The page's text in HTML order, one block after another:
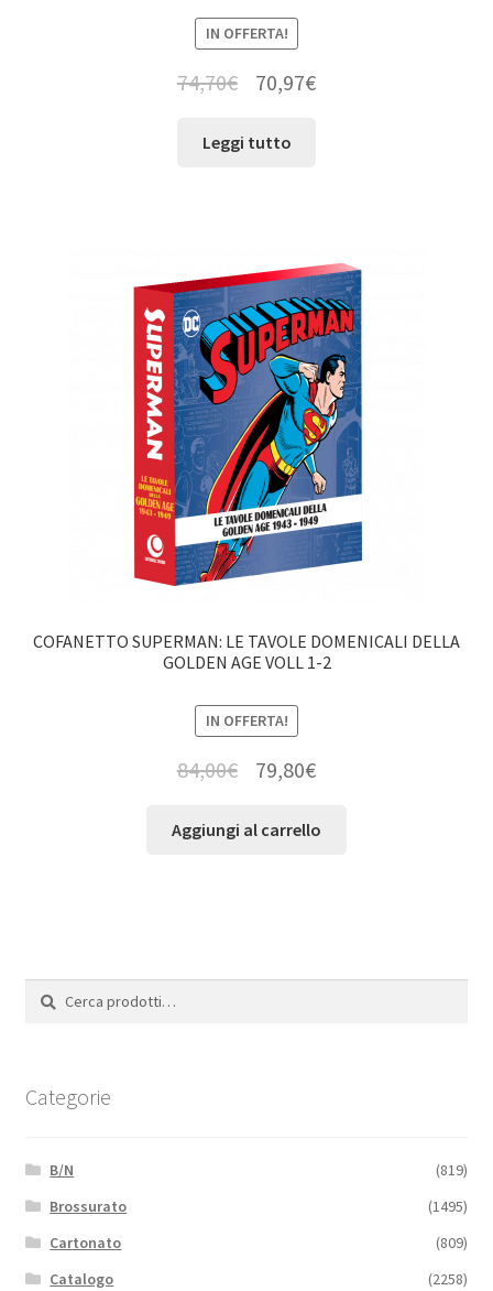
IN OFFERTA!
74,70€ 70,97€
Leggi tutto
COFANETTO SUPERMAN: LE TAVOLE DOMENICALI DELLA
GOLDEN AGE VOLL 1-2
IN OFFERTA!
84,00€ 79,80€
Aggiungi al carrello
Cerca:
Cerca
Categorie
B/N
(819)
Brossurato
(1495)
Cartonato
(809)
Catalogo
(2258)